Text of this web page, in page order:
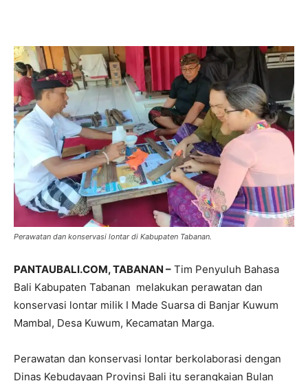
Perawatan dan konservasi lontar di Kabupaten Tabanan.
PANTAUBALI.COM, TABANAN – Tim Penyuluh Bahasa
Bali Kabupaten Tabanan melakukan perawatan dan
konservasi lontar milik I Made Suarsa di Banjar Kuwum
Mambal, Desa Kuwum, Kecamatan Marga.
Perawatan dan konservasi lontar berkolaborasi dengan
Dinas Kebudayaan Provinsi Bali itu serangkaian Bulan